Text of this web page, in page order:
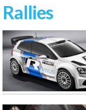
Rallies